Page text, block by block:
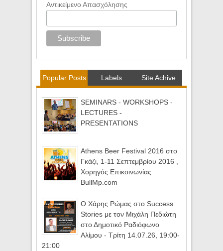
Αντικείμενο Απασχόλησης
Popular Posts Labels Site Achive
SEMINARS - WORKSHOPS -
LECTURES -
PRESENTATIONS
Athens Beer Festival 2016 στο
Γκάζι, 1-11 Σεπτεμβρίου 2016 ,
Χορηγός Επικοινωνίας
BullMp.com
Ο Χάρης Ρώμας στο Success
Stories με τον Μιχάλη Πεδιώτη
στο Δημοτικό Ραδιόφωνο
Αλίμου - Τρίτη 14.07.26, 19:00-
21:00